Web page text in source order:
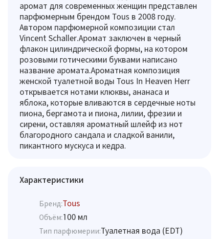
аромат для современных женщин представлен
парфюмерным брендом Tous в 2008 году.
Автором парфюмерной композиции стал
Vincent Schaller.Аромат заключен в черный
флакон цилиндрической формы, на котором
розовыми готическими буквами написано
название аромата.Ароматная композиция
женской туалетной воды Tous In Heaven Herr
открывается нотами клюквы, ананаса и
яблока, которые вливаются в сердечные ноты
пиона, бергамота и пиона, лилии, фрезии и
сирени, оставляя ароматный шлейф из нот
благородного сандала и сладкой ванили,
пикантного мускуса и кедра.
Характеристики
Бренд:Tous
Объём:100 мл
Тип парфюмерии:Туалетная вода (EDT)